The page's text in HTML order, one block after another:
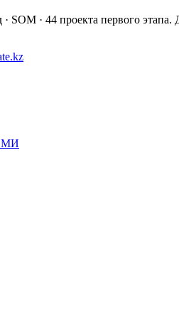
SOM · 44 проекта первого